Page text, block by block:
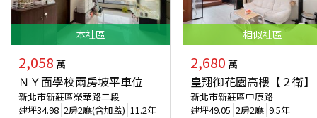
本社區
2,058 萬
ＮＹ面學校兩房坡平車位
新北市新莊區榮華路二段
建坪34.98 2房2廳(含加蓋) 11.2年
相似社區
2,680 萬
皇翔御花園高樓【２衛】
新北市新莊區中原路
建坪49.05 2房2廳 9.5年